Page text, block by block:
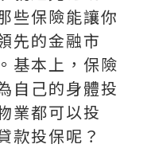
些保險能讓你
先的金融市
基本上，保險
自己的身體投
業都可以投
款投保呢？